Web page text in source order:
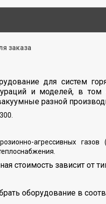
заказа
для систем
и моделей, в том
разной
агрессивных
стоимость зависит от
оборудование в